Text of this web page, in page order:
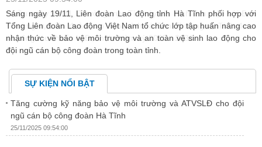
Sáng ngày 19/11, Liên đoàn Lao động tỉnh Hà Tĩnh phối hợp với
Tổng Liên đoàn Lao động Việt Nam tổ chức lớp tập huấn nâng cao
nhận thức về bảo vệ môi trường và an toàn vệ sinh lao động cho
đội ngũ cán bộ công đoàn trong toàn tỉnh.
SỰ KIỆN NỔI BẬT
Tăng cường kỹ năng bảo vệ môi trường và ATVSLĐ cho đội
ngũ cán bộ công đoàn Hà Tĩnh
25/11/2025 09:54:00